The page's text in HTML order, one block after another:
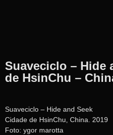
Suaveciclo – Hide
de HsinChu –
Suaveciclo – Hide and Seek
Cidade de HsinChu, China. 2019
Foto: ygor marotta